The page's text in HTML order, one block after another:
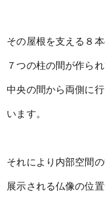
その屋根を支える８
７つの柱の間が作ら
中央の間から両側に
います。
それにより内部空間
展示される仏像の位